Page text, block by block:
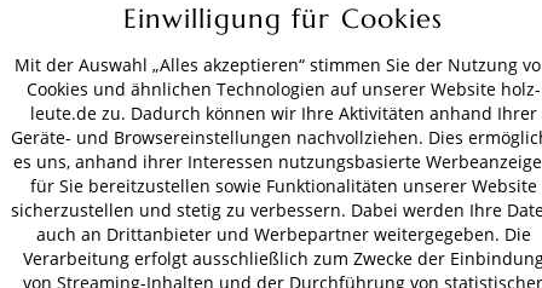
VERSAND
AGB Datenschutz
Impressum
© 2026 HOLZ-LEUTE
* Alle Preise inkl. gesetzl. Mehrwertsteuer zzgl.Versandkosten.
Einwilligung für Cookies
Mit der Auswahl „Alles akzeptieren“ stimmen Sie der Nutzung
Cookies und ähnlichen Technologien auf unserer Website holz-
leute.de zu. Dadurch können wir Ihre Aktivitäten anhand Ihrer
Geräte- und Browsereinstellungen nachvollziehen. Dies
es uns, anhand ihrer Interessen nutzungsbasierte
für Sie bereitzustellen sowie Funktionalitäten unserer Website
sicherzustellen und stetig zu verbessern. Dabei werden Ihre
auch an Drittanbieter und Werbepartner weitergegeben. Die
Verarbeitung erfolgt ausschließlich zum Zwecke der
von Streaming-Inhalten und der Durchführung von statistischer